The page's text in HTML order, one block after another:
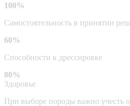
100%
Самостоятельность в принятии
60%
Способности к дрессировке
80%
Здоровье
При выборе породы важно учесть